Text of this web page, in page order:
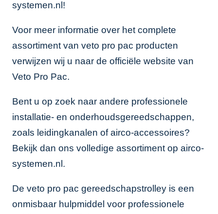
systemen.nl!
Voor meer informatie over het complete
assortiment van veto pro pac producten
verwijzen wij u naar de officiële website van
Veto Pro Pac.
Bent u op zoek naar andere professionele
installatie- en onderhoudsgereedschappen,
zoals leidingkanalen ofairco-accessoires?
Bekijk dan ons volledige assortiment op airco-
systemen.nl.
De veto pro pac gereedschapstrolley is een
onmisbaar hulpmiddel voor professionele